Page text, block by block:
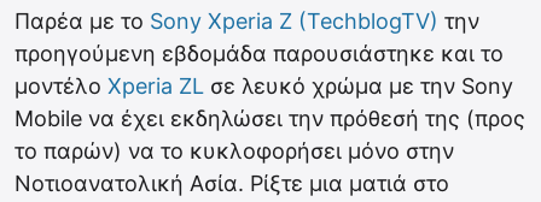
Παρέα με το Sony Xperia Z (TechblogTV) την
προηγούμενη εβδομάδα παρουσιάστηκε και το
μοντέλο Xperia ZL σε λευκό χρώμα με την Sony
Mobile να έχει εκδηλώσει την πρόθεσή της (προς
το παρών) να το κυκλοφορήσει μόνο στην
Νοτιοανατολική Ασία. Ρίξτε μια ματιά στο